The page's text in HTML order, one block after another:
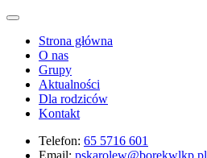
Strona główna
O nas
Grupy
Aktualności
Dla rodziców
Kontakt
Telefon: 65 5716 601
Email: pskarolew@borekwlkp.pl